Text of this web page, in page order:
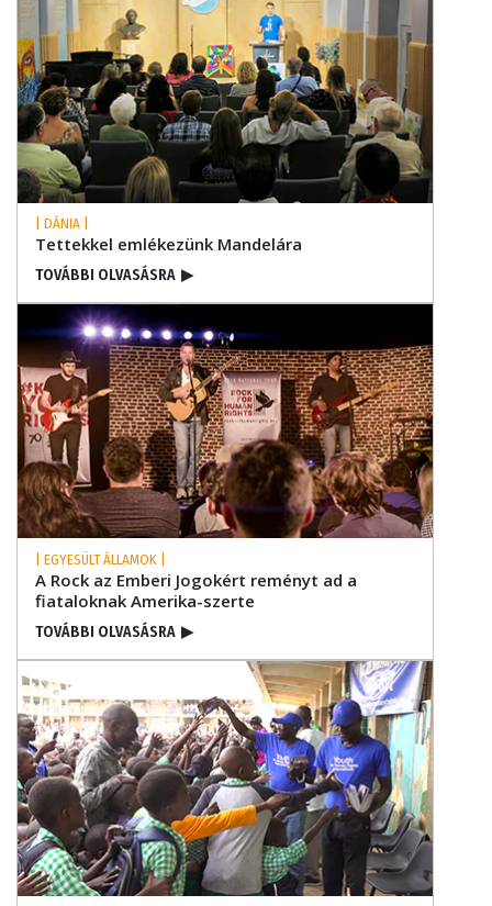
| DÁNIA |
Tettekkel emlékezünk Mandelára
TOVÁBBI OLVASÁSRA ▶
| EGYESÜLT ÁLLAMOK |
A Rock az Emberi Jogokért reményt ad a
fiataloknak Amerika-szerte
TOVÁBBI OLVASÁSRA ▶